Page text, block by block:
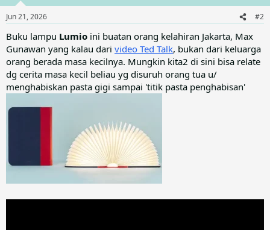
s
:
Jun 21, 2026 #2
Buku lampu Lumio ini buatan orang kelahiran Jakarta, Max
Gunawan yang kalau dari video Ted Talk, bukan dari keluarga
orang berada masa kecilnya. Mungkin kita2 di sini bisa relate
dg cerita masa kecil beliau yg disuruh orang tua u/
menghabiskan pasta gigi sampai 'titik pasta penghabisan'